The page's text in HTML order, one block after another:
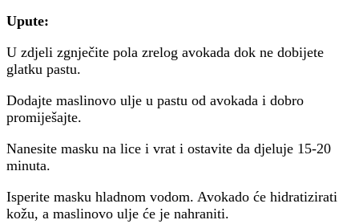
Upute:
U zdjeli zgnječite pola zrelog avokada dok ne dobijete
glatku pastu.
Dodajte maslinovo ulje u pastu od avokada i dobro
promiješajte.
Nanesite masku na lice i vrat i ostavite da djeluje 15-20
minuta.
Isperite masku hladnom vodom. Avokado će hidratizirati
kožu, a maslinovo ulje će je nahraniti.